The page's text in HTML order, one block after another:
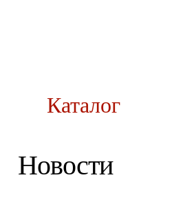
Каталог
Новости